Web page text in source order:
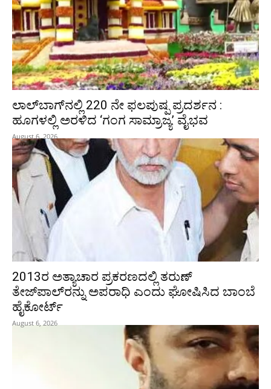
ಲಾಲ್‍ಬಾಗ್‍ನಲ್ಲಿ 220 ನೇ ಫಲಪುಷ್ಪ ಪ್ರದರ್ಶನ :
ಹೂಗಳಲ್ಲಿ ಅರಳಿದ ‘ಗಂಗ ಸಾಮ್ರಾಜ್ಯ’ ವೈಭವ
August 6, 2026
2013ರ ಅತ್ಯಾಚಾರ ಪ್ರಕರಣದಲ್ಲಿ ತರುಣ್
ತೇಜ್‌ಪಾಲ್‌ರನ್ನು ಅಪರಾಧಿ ಎಂದು ಘೋಷಿಸಿದ ಬಾಂಬೆ
ಹೈಕೋರ್ಟ್
August 6, 2026